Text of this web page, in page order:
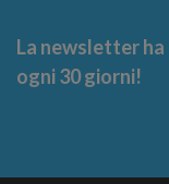
La newsletter ha
ogni 30 giorni!